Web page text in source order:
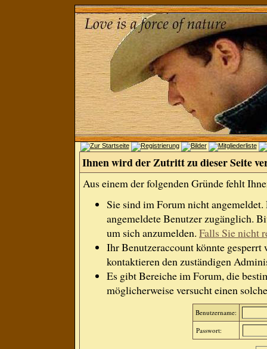
Ihnen wird der Zutritt zu dieser Seite
Aus einem der folgenden Gründe fehlt
Sie sind im Forum nicht
angemeldete Benutzer zugänglich.
um sich anzumelden. Falls Sie nicht
Ihr Benutzeraccount könnte gesperrt
kontaktieren den zuständigen
Es gibt Bereiche im Forum, die
möglicherweise versucht einen
Benutzername:
Passwort: